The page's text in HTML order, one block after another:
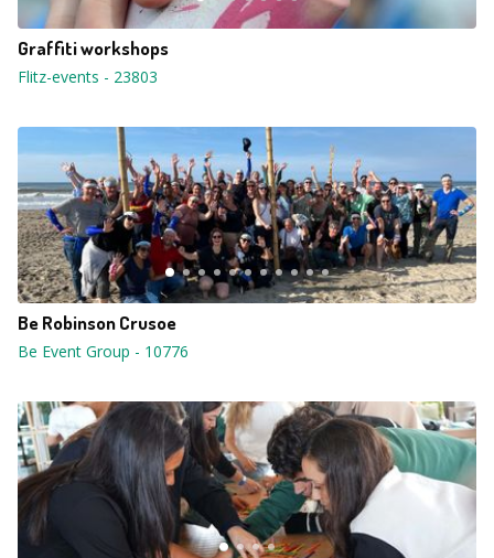
Graffiti workshops
Flitz-events - 23803
Be Robinson Crusoe
Be Event Group - 10776